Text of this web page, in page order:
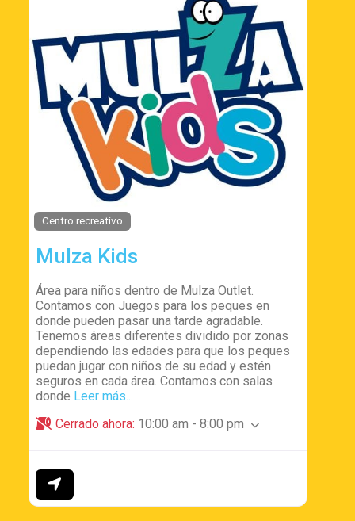
Centro recreativo
Mulza Kids
Área para niños dentro de Mulza Outlet.
Contamos con Juegos para los peques en
donde pueden pasar una tarde agradable.
Tenemos áreas diferentes dividido por zonas
dependiendo las edades para que los peques
puedan jugar con niños de su edad y estén
seguros en cada área. Contamos con salas
donde Leer más...
Cerrado ahora: 10:00 am - 8:00 pm